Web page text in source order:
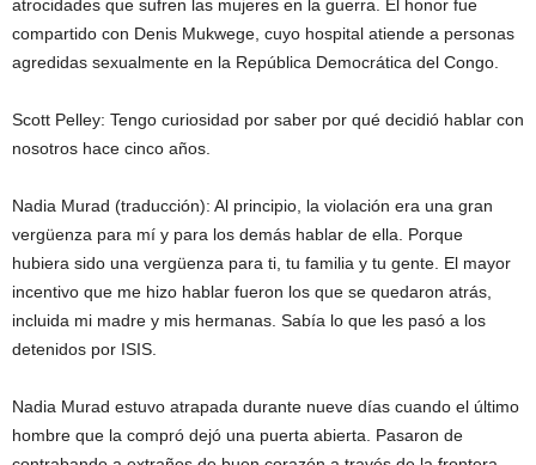
atrocidades que sufren las mujeres en la guerra. El honor fue
compartido con Denis Mukwege, cuyo hospital atiende a personas
agredidas sexualmente en la República Democrática del Congo.
Scott Pelley: Tengo curiosidad por saber por qué decidió hablar con
nosotros hace cinco años.
Nadia Murad (traducción): Al principio, la violación era una gran
vergüenza para mí y para los demás hablar de ella. Porque
hubiera sido una vergüenza para ti, tu familia y tu gente. El mayor
incentivo que me hizo hablar fueron los que se quedaron atrás,
incluida mi madre y mis hermanas. Sabía lo que les pasó a los
detenidos por ISIS.
Nadia Murad estuvo atrapada durante nueve días cuando el último
hombre que la compró dejó una puerta abierta. Pasaron de